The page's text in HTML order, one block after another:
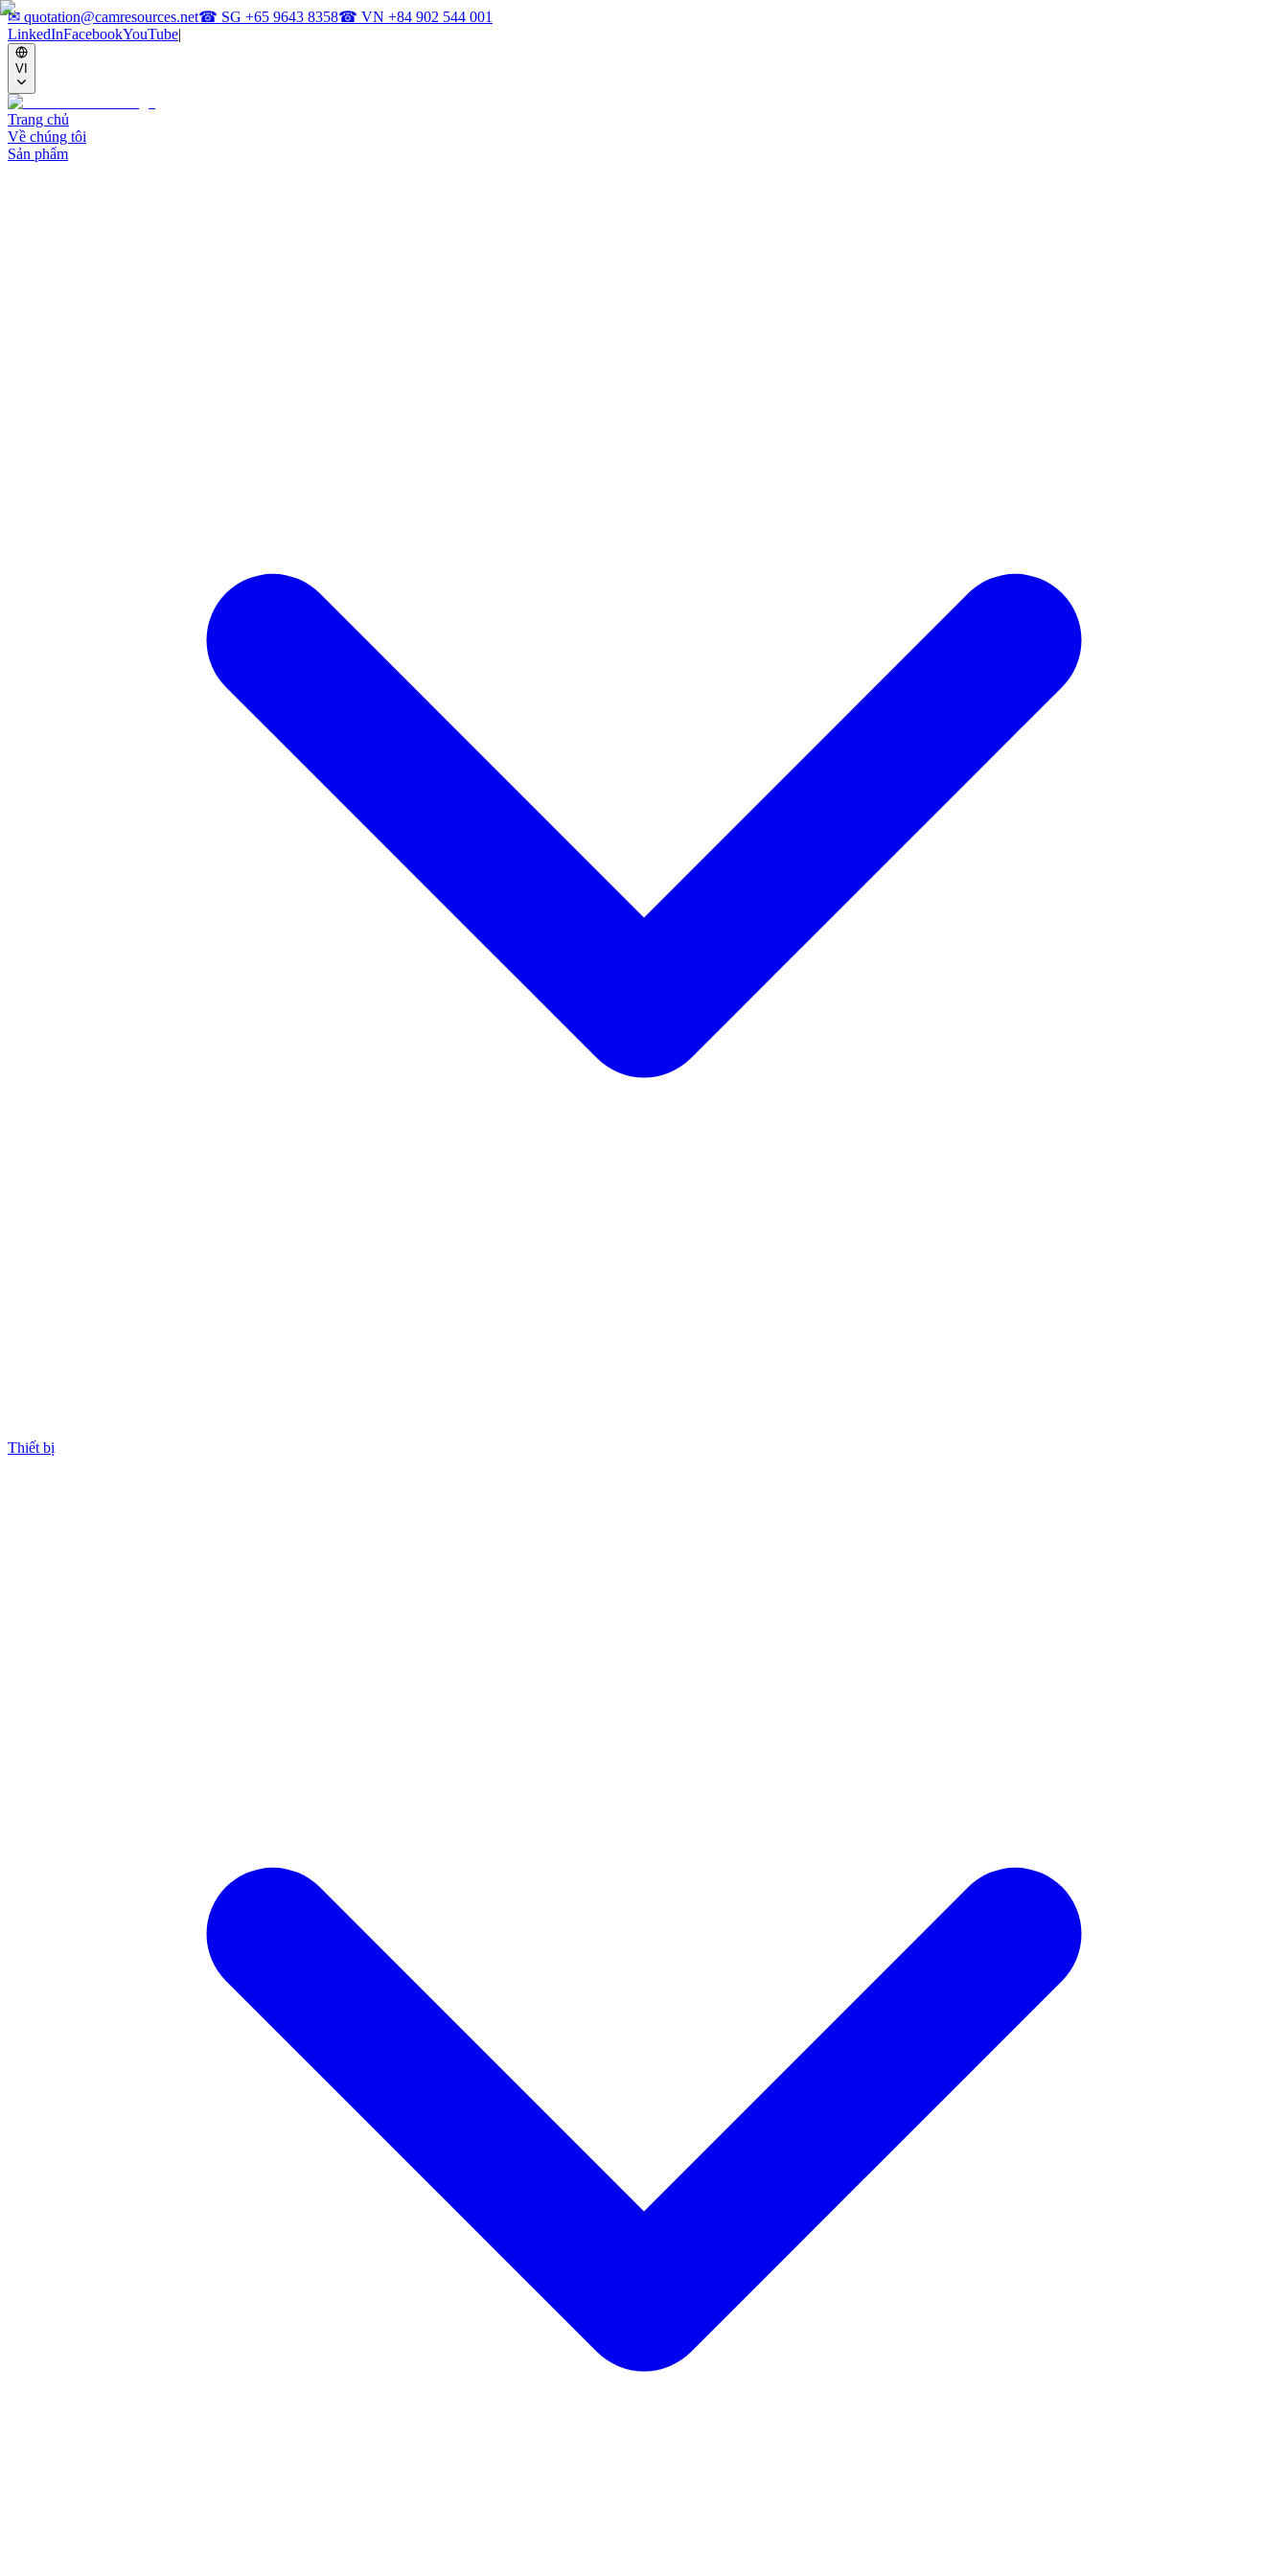
✉ quotation@camresources.net☎ SG +65 9643 8358☎ VN +84 902 544 001
LinkedInFacebookYouTube|
VI
Trang chủ
Về chúng tôi
Sản phẩm
Thiết bị